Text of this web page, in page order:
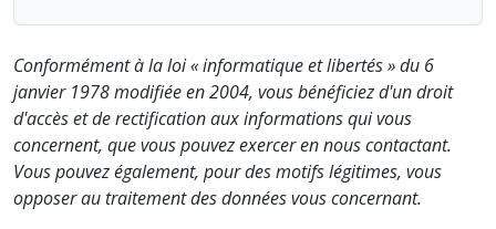
Conformément à la loi « informatique et libertés » du 6
janvier 1978 modifiée en 2004, vous bénéficiez d'un droit
d'accès et de rectification aux informations qui vous
concernent, que vous pouvez exercer en nous contactant.
Vous pouvez également, pour des motifs légitimes, vous
opposer au traitement des données vous concernant.